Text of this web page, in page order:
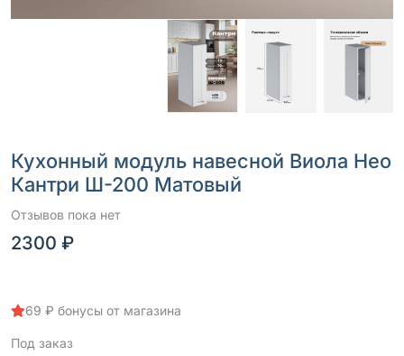
Кухонный модуль навесной Виола Нео
Кантри Ш-200 Матовый
Отзывов пока нет
2300 ₽
69 ₽ бонусы от магазина
Под заказ